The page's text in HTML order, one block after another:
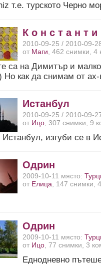
т.е. турското Черно
К о н с т а н т
2010-09-25 / 2010-09-
от Маги , 462 снимки, 4
са на Димитър и
Но как да снимам от
Истанбул
2010-09-25 / 2010-09-
от Ицо , 307 снимки, 9
изгуби се в
Одрин
2009-10-11 място:
от Елица , 147 снимки,
Одрин
2009-10-11 място:
от Ицо , 77 снимки, 3
Еднодневно